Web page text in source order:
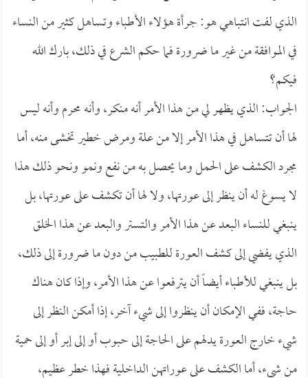
الذي لفت انتباهي هو: جرأة هؤلاء الأطباء وتساهل كثير من النساء
في الموافقة من غير ما ضرورة فما حكم الشرع في ذلك، بارك الله
فيكم؟
الجواب: الذي يظهر لي من هذا الأمر أنه منكر، وأنه محرم وأنه ليس
لها أن تتساهل في هذا الأمر إلا من علة ومرض خطير تخشى منه، أما
مجرد الكشف على الحمل وما يحصل به من نفع ونمو ونحو ذلك هذا
لا يسوغ له أن ينظر إلى عورتها، ولا لها أن تكشف على عورتها، بل
ينبغي للنساء البعد عن هذا الأمر والتستر والبعد عن هذا الخلق
الذي يفضي إلى كشف العورة للطبيب من دون ما ضرورة إلى ذلك،
بل ينبغي للأطباء أيضاً أن يترفعوا عن هذا الأمر، وإذا كان هناك
حاجة، ففي الإمكان أن ينظروا إلى شيء آخر، إذا أمكن النظر إلى
شيء خارج العورة يدلهم على الحاجة إلى حبوب أو إلى إبر أو إلى حمية
من شيء، أما الكشف على عوراتهن الداخلية فهذا خطر عظيم،